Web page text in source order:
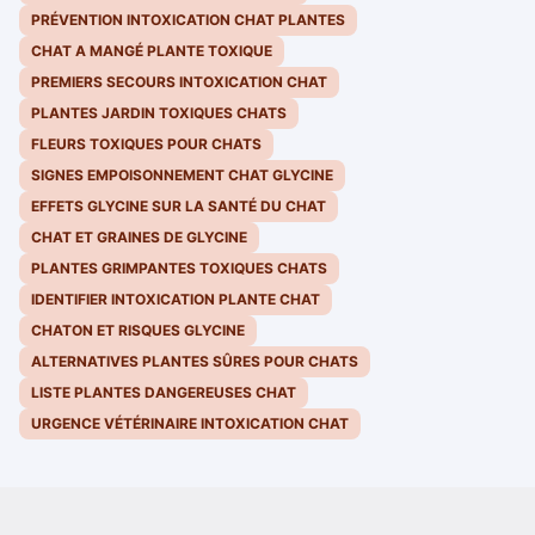
PRÉVENTION INTOXICATION CHAT PLANTES
CHAT A MANGÉ PLANTE TOXIQUE
PREMIERS SECOURS INTOXICATION CHAT
PLANTES JARDIN TOXIQUES CHATS
FLEURS TOXIQUES POUR CHATS
SIGNES EMPOISONNEMENT CHAT GLYCINE
EFFETS GLYCINE SUR LA SANTÉ DU CHAT
CHAT ET GRAINES DE GLYCINE
PLANTES GRIMPANTES TOXIQUES CHATS
IDENTIFIER INTOXICATION PLANTE CHAT
CHATON ET RISQUES GLYCINE
ALTERNATIVES PLANTES SÛRES POUR CHATS
LISTE PLANTES DANGEREUSES CHAT
URGENCE VÉTÉRINAIRE INTOXICATION CHAT